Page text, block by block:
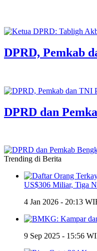
DPRD, Pemkab
DPRD dan
Trending di Berita
US$306 Miliar, Tiga
4 Jan 2026 - 20:13
9 Sep 2025 - 15:56